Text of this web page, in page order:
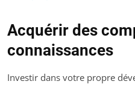
Acquérir des
connaissances
Investir dans votre propre